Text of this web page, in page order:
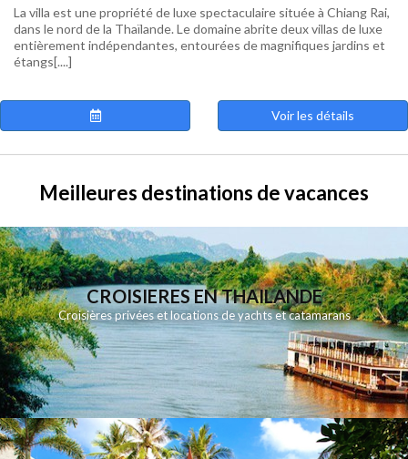
La villa est une propriété de luxe spectaculaire située à Chiang Rai,
dans le nord de la Thaïlande. Le domaine abrite deux villas de luxe
entièrement indépendantes, entourées de magnifiques jardins et
étangs[....]
Voir les détails
Meilleures destinations de vacances
CROISIERES EN THAILANDE
Croisières privées et locations de yachts et catamarans